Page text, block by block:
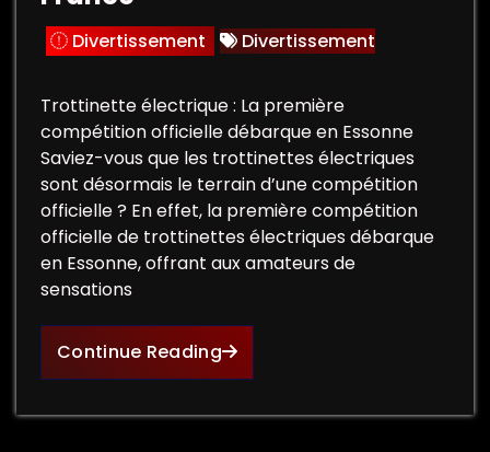
Divertissement Divertissement
Trottinette électrique : La première
compétition officielle débarque en Essonne
Saviez-vous que les trottinettes électriques
sont désormais le terrain d’une compétition
officielle ? En effet, la première compétition
officielle de trottinettes électriques débarque
en Essonne, offrant aux amateurs de
sensations
Continue Reading